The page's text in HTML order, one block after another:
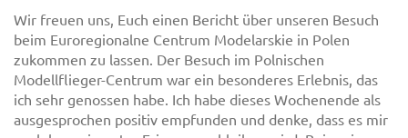
Wir freuen uns, Euch einen Bericht über unseren Besuch
beim Euroregionalne Centrum Modelarskie in Polen
zukommen zu lassen. Der Besuch im Polnischen
Modellflieger-Centrum war ein besonderes Erlebnis, das
ich sehr genossen habe. Ich habe dieses Wochenende als
ausgesprochen positiv empfunden und denke, dass es mir